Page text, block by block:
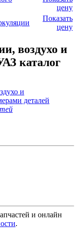
цену
Показать
цену
воздухо и
каталог
и онлайн
.